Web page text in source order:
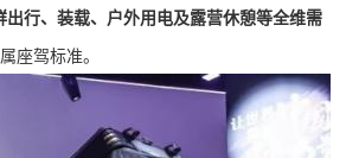
行、装载、户外用电及露营休憩等全维需
座驾标准。